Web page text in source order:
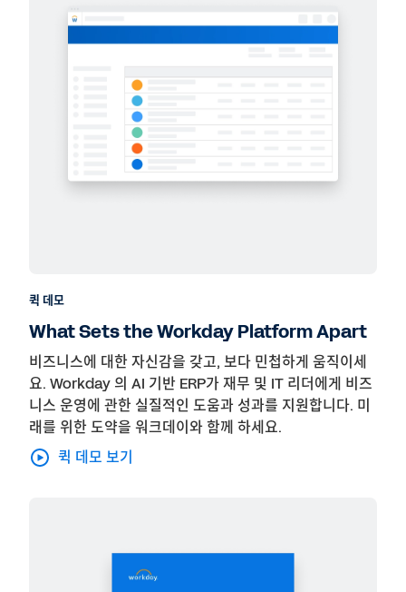
퀵 데모
What Sets the Workday Platform Apart
비즈니스에 대한 자신감을 갖고, 보다 민첩하게 움직이세
요. Workday 의 AI 기반 ERP가 재무 및 IT 리더에게 비즈
니스 운영에 관한 실질적인 도움과 성과를 지원합니다. 미
래를 위한 도약을 워크데이와 함께 하세요.
퀵 데모 보기